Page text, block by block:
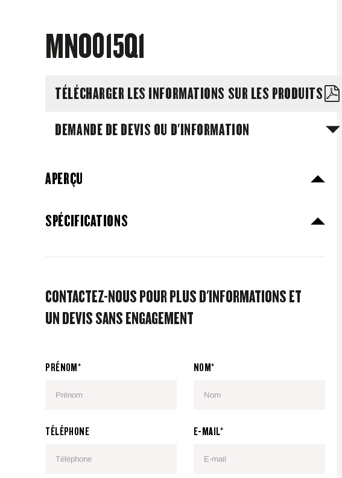
MNO015Q1
TÉLÉCHARGER LES INFORMATIONS SUR LES PRODUITS
DEMANDE DE DEVIS OU D'INFORMATION
APERÇU
SPÉCIFICATIONS
CONTACTEZ-NOUS POUR PLUS D'INFORMATIONS ET
UN DEVIS SANS ENGAGEMENT
PRÉNOM* NOM*
TÉLÉPHONE E-MAIL*